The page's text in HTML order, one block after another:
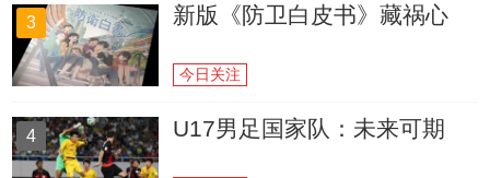
3 新版《防卫白皮书》藏祸心
今日关注
4 U17男足国家队：未来可期